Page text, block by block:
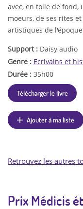
avec, en toile de fond,
moeurs, de ses rites
artistiques de
Support : Daisy audio
Genre : Ecrivains et
Durée : 35h00
Télécharger le livre
Ajouter à ma liste
Retrouvez les autres
Prix Médicis